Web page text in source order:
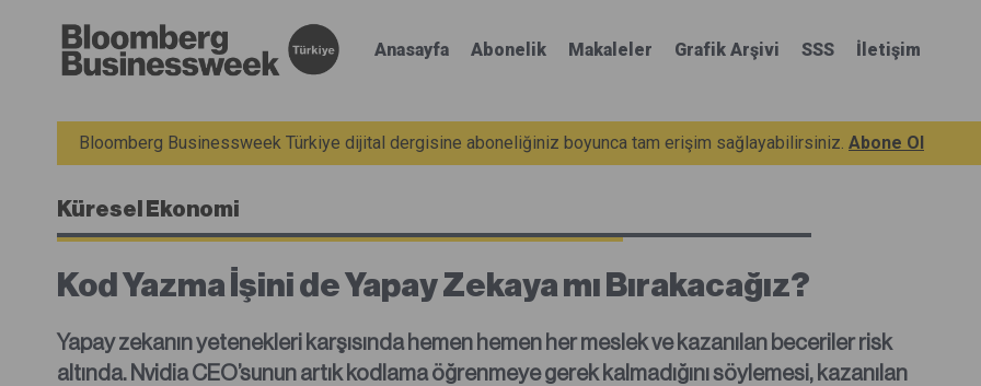
Anasayfa Abonelik Makaleler Grafik Arşivi SSS İletişim
Bloomberg Businessweek Türkiye dijital dergisine aboneliğiniz boyunca tam erişim sağlayabilirsiniz. Abone Ol
Küresel Ekonomi
Kod Yazma İşini de Yapay Zekaya mı Bırakacağız?
Yapay zekanın yetenekleri karşısında hemen hemen her meslek ve kazanılan beceriler risk
altında. Nvidia CEO’sunun artık kodlama öğrenmeye gerek kalmadığını söylemesi, kazanılan